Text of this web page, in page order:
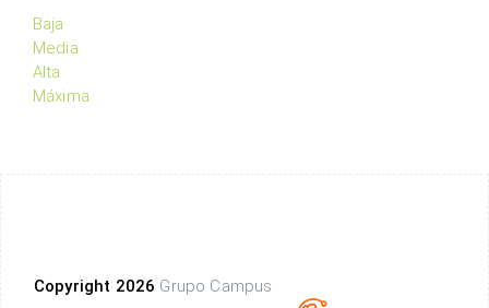
Baja
Media
Alta
Máxima
Copyright 2026 Grupo Campus